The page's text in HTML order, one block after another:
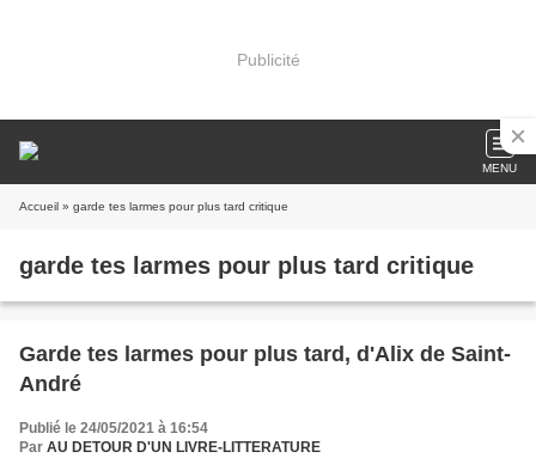
Publicité
MENU
Accueil » garde tes larmes pour plus tard critique
garde tes larmes pour plus tard critique
Garde tes larmes pour plus tard, d'Alix de Saint-
André
Publié le 24/05/2021 à 16:54
Par AU DETOUR D'UN LIVRE-LITTERATURE